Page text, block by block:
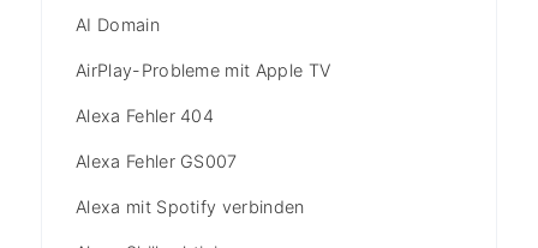
AI Domain
AirPlay-Probleme mit Apple TV
Alexa Fehler 404
Alexa Fehler GS007
Alexa mit Spotify verbinden